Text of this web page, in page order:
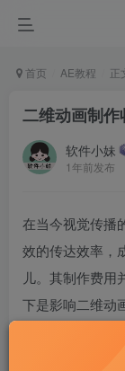
首页 AE教程 正
二维动画制
软件小妹
1年前发布
在当今视觉传播
效的传达效率，
儿。其制作费用
下是影响二维动